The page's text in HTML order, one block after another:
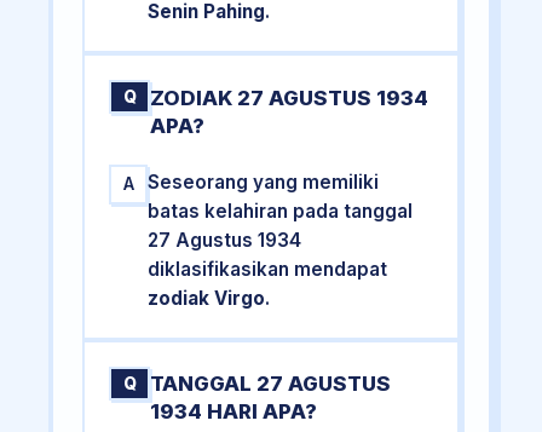
Senin Pahing.
Q
ZODIAK 27 AGUSTUS 1934
APA?
A
Seseorang yang memiliki
batas kelahiran pada tanggal
27 Agustus 1934
diklasifikasikan mendapat
zodiak Virgo.
Q
TANGGAL 27 AGUSTUS
1934 HARI APA?